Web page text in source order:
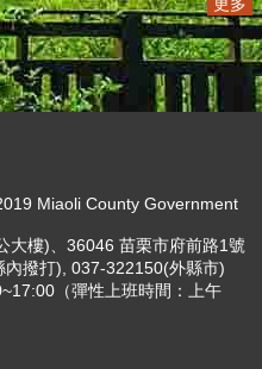
Miaoli County Government
大樓)、36046 苗栗市府前路1號
撥打), 037-322150(外縣市)
（彈性上班時間：上午